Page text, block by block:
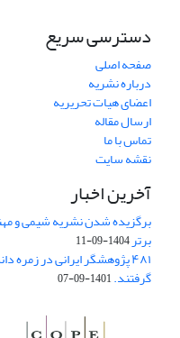
دسترسی سریع
صفحه اصلی
درباره نشریه
اعضای هیات تحریریه
ارسال مقاله
تماس با ما
نقشه سایت
آخرین اخبار
برگزیده شدن نشریه شیمی و
برتر1404-09-11
۴۸۱ پژوهشگر ایرانی در
گرفتند.1401-09-07